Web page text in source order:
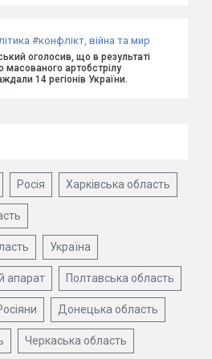
#конфлікт, війна та мир
оголосив, що в результаті
масованого артобстрілу
14 регіонів України.
Росія Харківська область
Україна
апарат Полтавська область
Донецька область
Черкаська область